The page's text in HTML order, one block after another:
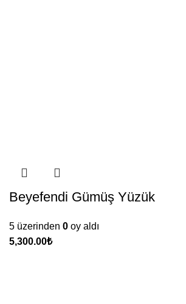
Beyefendi Gümüş Yüzük
5 üzerinden 0 oy aldı
₺